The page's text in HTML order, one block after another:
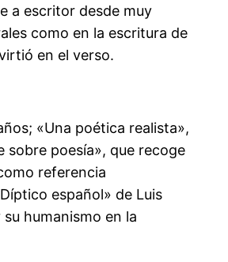
a escritor desde muy
como en la escritura de
en el verso.
«Una poética realista»,
sobre poesía», que recoge
referencia
español» de Luis
humanismo en la